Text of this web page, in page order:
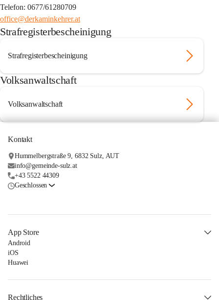
Telefon: 0677/61280709
office@derkaminkehrer.at
Strafregisterbescheinigung
Strafregisterbescheinigung
Volksanwaltschaft
Volksanwaltschaft
Kontakt
Hummelbergstraße 9, 6832 Sulz, AUT
info@gemeinde-sulz.at
+43 5522 44309
Geschlossen
App Store
Android
iOS
Huawei
Rechtliches